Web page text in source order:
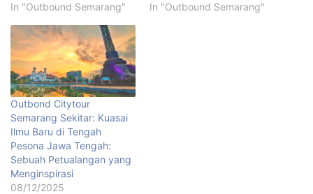
In "Outbound Semarang"
In "Outbound Semarang"
Outbond Citytour
Semarang Sekitar: Kuasai
Ilmu Baru di Tengah
Pesona Jawa Tengah:
Sebuah Petualangan yang
Menginspirasi
08/12/2025